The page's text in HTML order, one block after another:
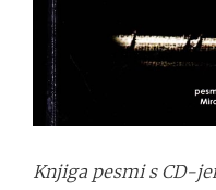
Knjiga pesmi s CD-